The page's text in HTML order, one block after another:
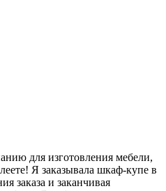
для изготовления мебели,
Я заказывала шкаф-купе в
заказа и заканчивая